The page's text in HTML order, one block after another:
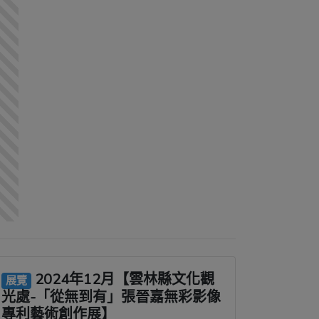
展覽
2024年12月【雲林縣文化觀
光處-「從無到有」張晉嘉無彩影像
專利藝術創作展】